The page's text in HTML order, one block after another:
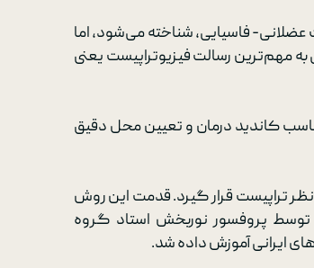
فاسیایی، شناخته می‌شود، اما
مهم‌ترین رسالت فیزیوتراپیست یعنی
کاندید درمان و تعیین محل دقیق
تراپیست قرار گیرد. قدمت این روش
در کشور آمریکا حدود 20 سال است که در کشورمان نیز از سال ۱۳۹۰ توسط پروفسور نوربخش استاد گروه
ایرانی آموزش داده شد.